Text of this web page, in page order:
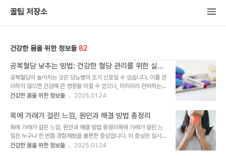
꿀팁 저장소
건강한 몸을 위한 정보들 82
공복혈당 낮추는 방법: 건강한 혈당 관리를 위한 실천
법
공복혈당이 높아지는 것은 당뇨병의 초기 신호일 수 있습니다. 이를 관
리하지 않으면 건강에 큰 영향을 미칠 수 있으니, 미리미리 관리하는
것이 중요합니다. 공복혈당을 낮추기 위해 실천할 수 있는 다양한 방법
최소 8시간 동안 음식을 섭취하지 않은 상태에서 측정한 혈당 수치를
의미합니다. 일반적으로 아침에 공복 상태에서 측정합니다.공복혈당
정상 범위정상: 70~99mg/dL전당뇨: 100~125mg/dL당뇨병:
126mg/dL 이상공복혈당이 높은 원인인슐린 저항성스트레스 호르
몬(코르티솔) 증가잘못된 식습관 및 비활동적인 생활2. 공복혈당을 낮
건강한 몸을 위한 정보들 2025.01.24
목에 가래가 걸린 느낌, 원인과 해결 방법 총정리
목에 가래가 걸린 느낌, 원인과 해결 방법 총정리목에 가래가 걸린 느
낌은 누구나 한 번쯤 경험해봤을 불편한 증상입니다. 이 증상은 일시적
인 경우도 있지만, 지속되면 다른 건강 문제의 신호일 수 있어 원인을
건강한 몸을 위한 정보들 2025.01.24